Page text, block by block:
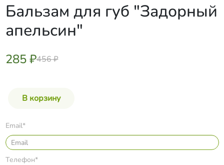
Бальзам для губ "Задорный
апельсин"
285 ₽456 ₽
Email*
Телефон*